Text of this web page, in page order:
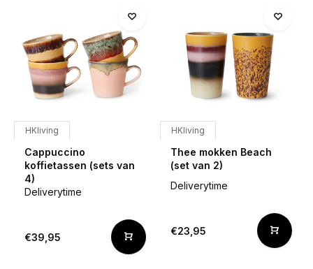
HKliving
Cappuccino
koffietassen (sets van
4)
Deliverytime
€39,95
HKliving
Thee mokken Beach
(set van 2)
Deliverytime
€23,95